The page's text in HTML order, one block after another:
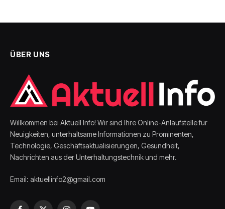
ÜBER UNS
Willkommen bei Aktuell Info! Wir sind Ihre Online-Anlaufstelle für
Neuigkeiten, unterhaltsame Informationen zu Prominenten,
Technologie, Geschäftsaktualisierungen, Gesundheit,
Nachrichten aus der Unterhaltungstechnik und mehr.
Email: aktuellinfo2@gmail.com